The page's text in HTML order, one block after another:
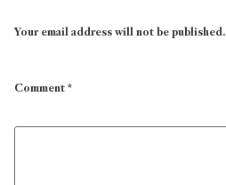
Your email address will not be published.
Comment*